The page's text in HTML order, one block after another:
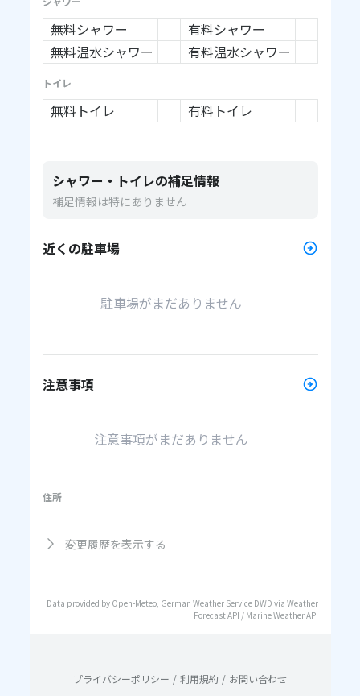
無料シャワー
有料シャワー
無料温水シャワー
有料温水シャワー
トイレ
無料トイレ 有料トイレ
シャワー・トイレの補足情報
補足情報は特にありません
近くの駐車場
駐車場がまだありません
注意事項
注意事項がまだありません
住所
変更履歴を表示する
Data provided by Open-Meteo, German Weather Service DWD via Weather
Forecast API / Marine Weather API
プライバシーポリシー / 利用規約 / お問い合わせ